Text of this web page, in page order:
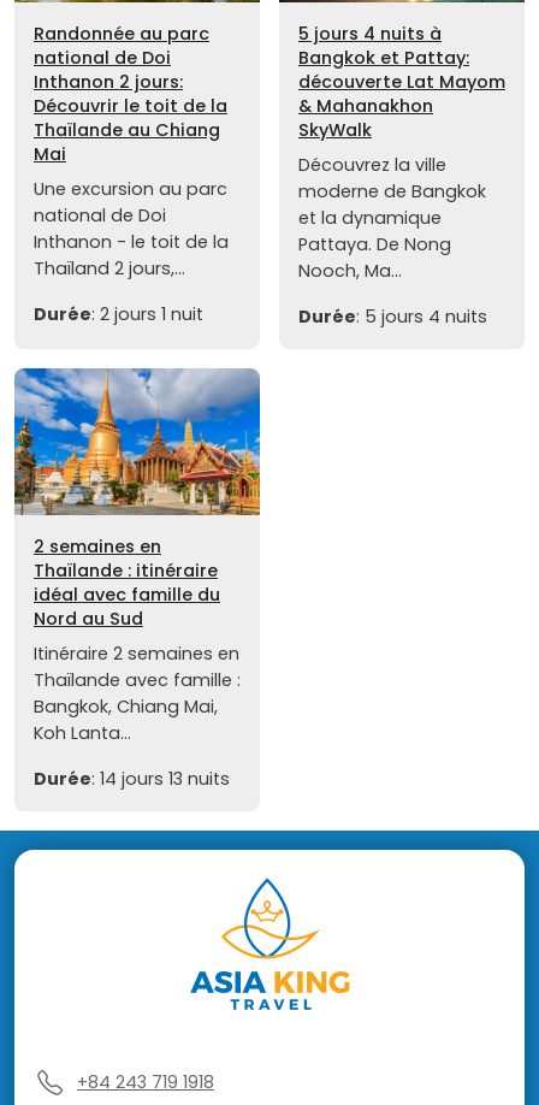
Randonnée au parc
national de Doi
Inthanon 2 jours:
Découvrir le toit de la
Thaïlande au Chiang
Mai
Une excursion au parc
national de Doi
Inthanon - le toit de la
Thaïland 2 jours,...
Durée: 2 jours 1 nuit
5 jours 4 nuits à
Bangkok et Pattay:
découverte Lat Mayom
& Mahanakhon
SkyWalk
Découvrez la ville
moderne de Bangkok
et la dynamique
Pattaya. De Nong
Nooch, Ma...
Durée: 5 jours 4 nuits
2 semaines en
Thaïlande : itinéraire
idéal avec famille du
Nord au Sud
Itinéraire 2 semaines en
Thaïlande avec famille :
Bangkok, Chiang Mai,
Koh Lanta...
Durée: 14 jours 13 nuits
+84 243 719 1918